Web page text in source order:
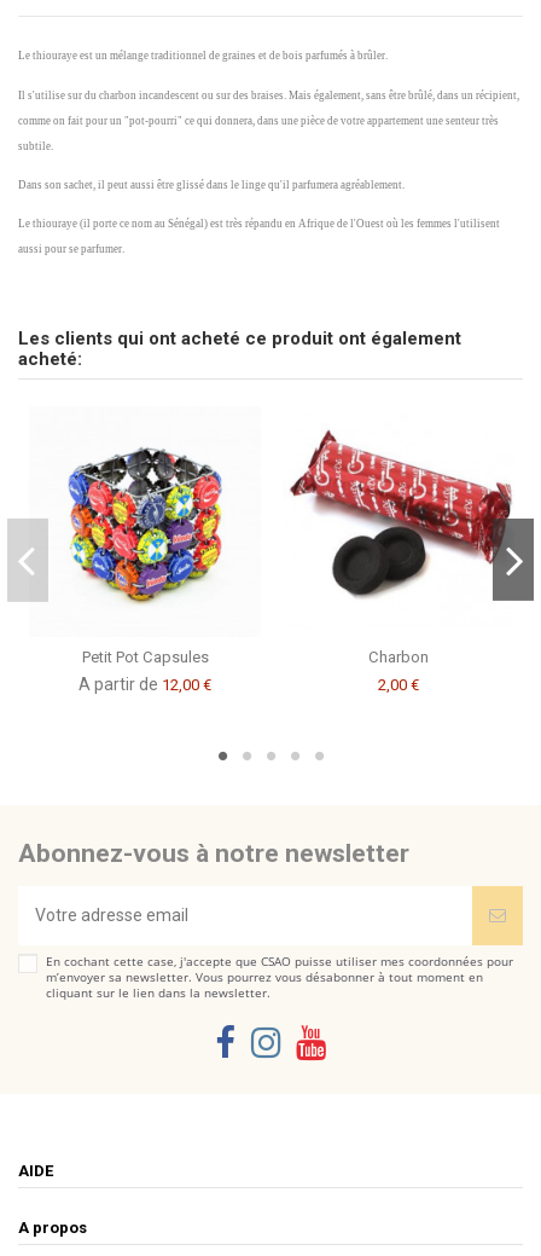
Le thiouraye est un mélange traditionnel de graines et de bois parfumés à brûler.
Il s'utilise sur du charbon incandescent ou sur des braises. Mais également, sans être brûlé, dans un récipient,
comme on fait pour un "pot-pourri" ce qui donnera, dans une pièce de votre appartement une senteur très
subtile.
Dans son sachet, il peut aussi être glissé dans le linge qu'il parfumera agréablement.
Le thiouraye (il porte ce nom au Sénégal) est très répandu en Afrique de l'Ouest où les femmes l'utilisent
aussi pour se parfumer.
Soyez le premier à poser une question sur ce produit !
Les clients qui ont acheté ce produit ont également
acheté:
Petit Pot Capsules
A partir de 12,00 €
Charbon
2,00 €
Abonnez-vous à notre newsletter
En cochant cette case, j'accepte que CSAO puisse utiliser mes coordonnées pour
m’envoyer sa newsletter. Vous pourrez vous désabonner à tout moment en
cliquant sur le lien dans la newsletter.
AIDE
A propos